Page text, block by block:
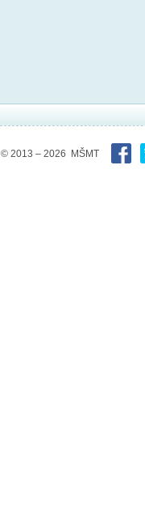
© 2013 – 2026 MŠMT